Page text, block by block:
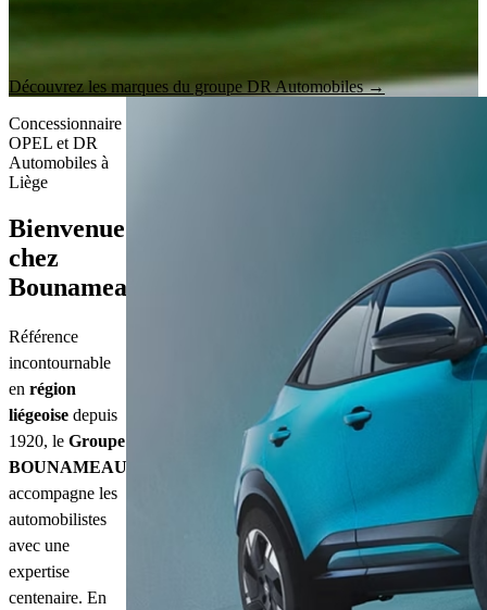
Découvrez les marques du groupe DR Automobiles →
Concessionnaire
OPEL et DR
Automobiles à
Liège
Bienvenue
chez
Bounameaux
Référence
incontournable
en région
liégeoise depuis
1920, le Groupe
BOUNAMEAUX
accompagne les
automobilistes
avec une
expertise
centenaire. En